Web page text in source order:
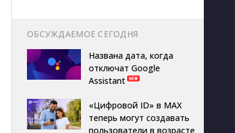
ОБСУЖДАЕМОЕ СЕГОДНЯ
Названа дата, когда
отключат Google
Assistant
«Цифровой ID» в MAX
теперь могут создавать
пользователи в возрасте